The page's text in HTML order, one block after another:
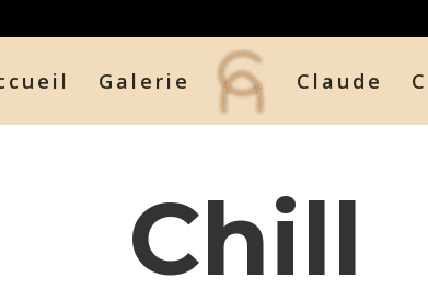
Galerie Claude
Chill